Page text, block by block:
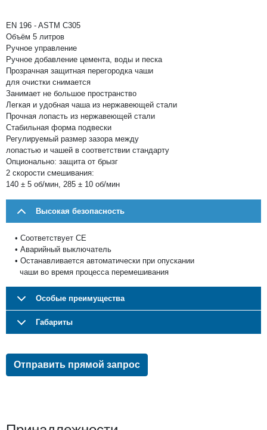
EN 196 - ASTM C305
Объём 5 литров
Ручное управление
Ручное добавление цемента, воды и песка
Прозрачная защитная перегородка чаши
для очистки снимается
Занимает не большое пространство
Легкая и удобная чаша из нержавеющей стали
Прочная лопасть из нержавеющей стали
Стабильная форма подвески
Регулируемый размер зазора между
лопастью и чашей в соответствии стандарту
Опционально: защита от брызг
2 скорости смешивания:
140 ± 5 об/мин, 285 ± 10 об/мин
Высокая безопасность
• Соответствует CE
• Аварийный выключатель
• Останавливается автоматически при опускании
чаши во время процесса перемешивания
Особые преимущества
Габариты
Отправить прямой запрос